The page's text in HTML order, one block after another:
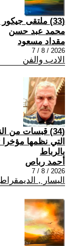
(33) ملتقى
محمد عبد حسن
مقداد مسعود
2026 / 8 / 7
الادب والفن
(34) قبسات من
التي نظمها مؤخرا
بالرباط
أحمد رباص
2026 / 8 / 7
اليسار ,